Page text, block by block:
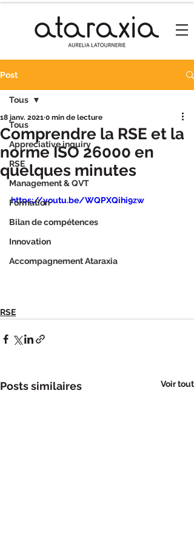
Post
Tous
Appreciative inquiry
RSE
Management & QVT
Formation
Bilan de compétences
Innovation
Accompagnement Ataraxia
Tous
Comprendre la RSE et la
norme ISO 26000 en
quelques minutes
18 janv. 2021 0 min de lecture
https://youtu.be/WQPXQihi9zw
RSE
Posts similaires Voir tout